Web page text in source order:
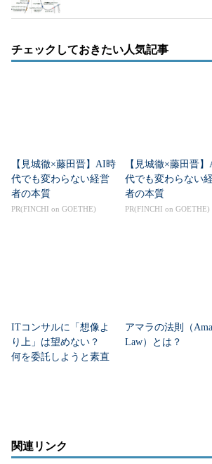
チェックしておきたい人気記事
【見城徹×藤田晋】AI時
代でも変わらない経営
者の本質
PR(FINCHI on GOETHE)
【見城徹×藤田晋
代でも変わらない
者の本質
PR(FINCHI on GOETHE)
ITコンサルに「想像よ
り上」は望めない？
何を委託しようと素直
アマラの法則（
Law）とは？
関連リンク